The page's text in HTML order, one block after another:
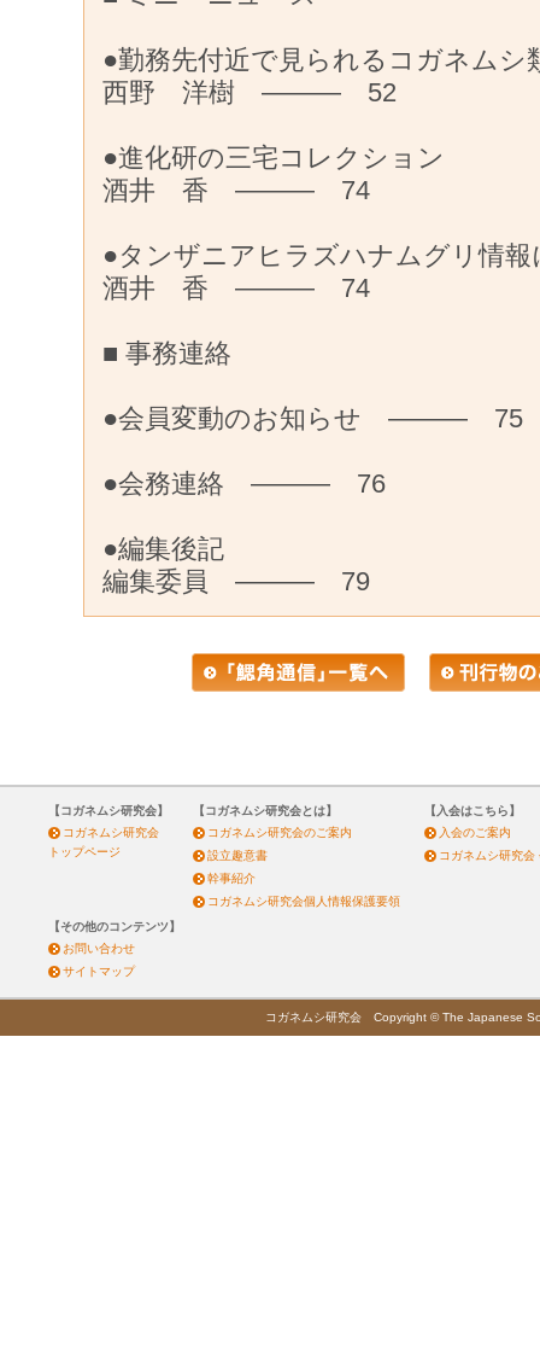
●勤務先付近で見られるコガネムシ
西野 洋樹 ——— 52
●進化研の三宅コレクション
酒井 香 ——— 74
●タンザニアヒラズハナムグリ情報
酒井 香 ——— 74
■ 事務連絡
●会員変動のお知らせ ——— 75
●会務連絡 ——— 76
●編集後記
編集委員 ——— 79
【コガネムシ研究会】
コガネムシ研究会
トップページ
【コガネムシ研究会とは】
コガネムシ研究会のご案内
設立趣意書
幹事紹介
コガネムシ研究会個人情報保護要領
【入会はこちら】
入会のご案内
コガネムシ研究会
【その他のコンテンツ】
お問い合わせ
サイトマップ
コガネムシ研究会 Copyright © The Japanese